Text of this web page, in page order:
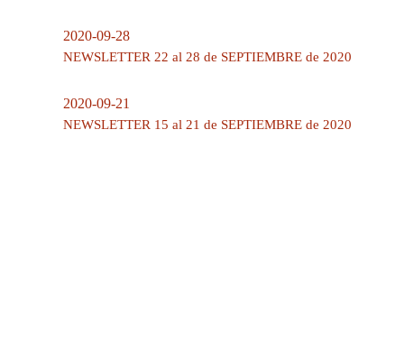
2020-09-28
NEWSLETTER 22 al 28 de SEPTIEMBRE de 2020
2020-09-21
NEWSLETTER 15 al 21 de SEPTIEMBRE de 2020